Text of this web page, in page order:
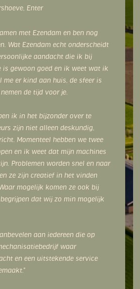
Enter
met Ezendam en ben nog
Wat Ezendam echt onderscheidt
aandacht die ik bij
is gewoon goed en ik weet wat ik
me er kind aan huis, de sfeer is
de tijd voor je.
ik in het bijzonder over te
zijn niet alleen deskundig,
Momenteel hebben we twee
en ik weet dat mijn machines
Problemen worden snel en naar
ze zijn creatief in het vinden
mogelijk komen ze ook bij
dat wij zo min mogelijk
aan iedereen die op
waar
en een uitstekende service